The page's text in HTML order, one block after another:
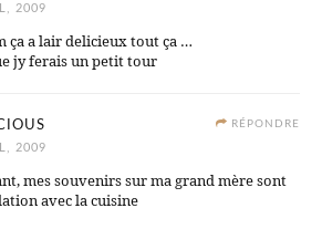
2009
ça a lair delicieux tout ça …
jy ferais un petit tour
RÉPONDRE
2009
mes souvenirs sur ma grand mère sont
avec la cuisine